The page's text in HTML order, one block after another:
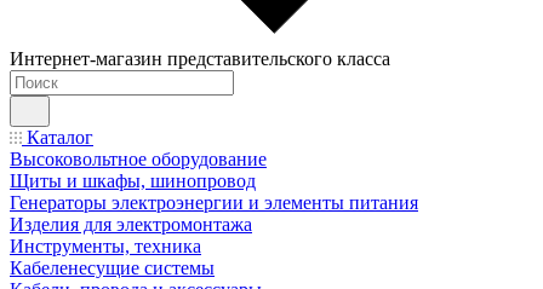
Интернет-магазин представительского класса
Каталог
Высоковольтное оборудование
Щиты и шкафы, шинопровод
Генераторы электроэнергии и элементы питания
Изделия для электромонтажа
Инструменты, техника
Кабеленесущие системы